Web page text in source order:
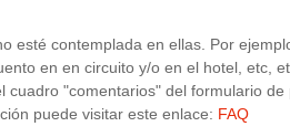
esté contemplada en ellas. Por
en en circuito y/o en el hotel, etc,
"comentarios" del formulario de
puede visitar este enlace: FAQ